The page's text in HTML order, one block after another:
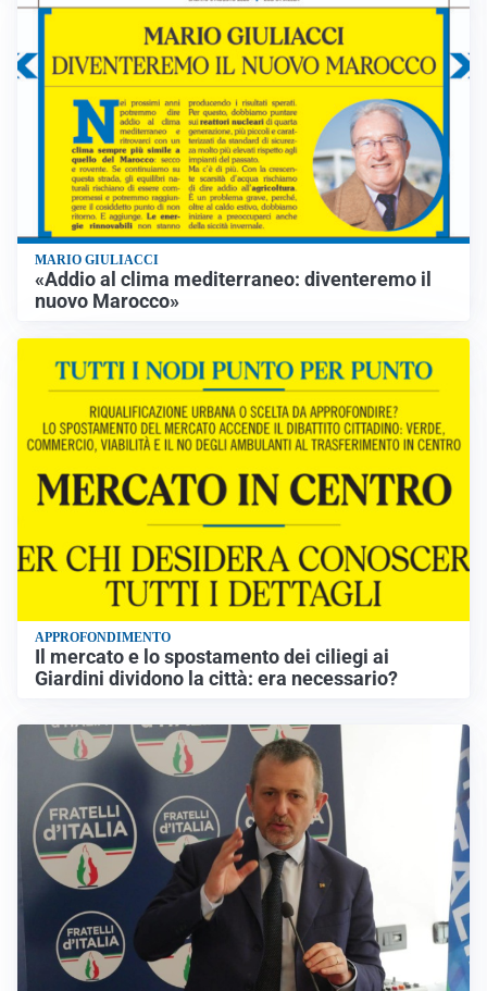
MARIO GIULIACCI
«Addio al clima mediterraneo: diventeremo il
nuovo Marocco»
APPROFONDIMENTO
Il mercato e lo spostamento dei ciliegi ai
Giardini dividono la città: era necessario?